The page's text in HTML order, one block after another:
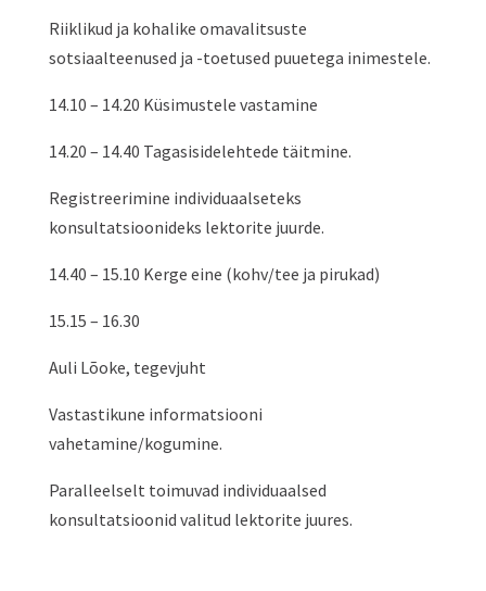
Riiklikud ja kohalike omavalitsuste
sotsiaalteenused ja -toetused puuetega inimestele.
14.10 – 14.20 Küsimustele vastamine
14.20 – 14.40 Tagasisidelehtede täitmine.
Registreerimine individuaalseteks
konsultatsioonideks lektorite juurde.
14.40 – 15.10 Kerge eine (kohv/tee ja pirukad)
15.15 – 16.30
Auli Lõoke, tegevjuht
Vastastikune informatsiooni
vahetamine/kogumine.
Paralleelselt toimuvad individuaalsed
konsultatsioonid valitud lektorite juures.